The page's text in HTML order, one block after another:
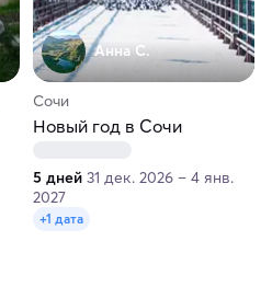
Анна С.
Сочи
Новый год в Сочи
5 дней 31 дек. 2026 – 4 янв.
2027
+1 дата